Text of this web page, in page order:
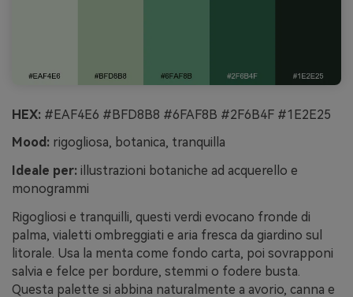
HEX: #EAF4E6 #BFD8B8 #6FAF8B #2F6B4F #1E2E25
Mood: rigogliosa, botanica, tranquilla
Ideale per: illustrazioni botaniche ad acquerello e
monogrammi
Rigogliosi e tranquilli, questi verdi evocano fronde di
palma, vialetti ombreggiati e aria fresca da giardino sul
litorale. Usa la menta come fondo carta, poi sovrapponi
salvia e felce per bordure, stemmi o fodere busta.
Questa palette si abbina naturalmente a avorio, canna e